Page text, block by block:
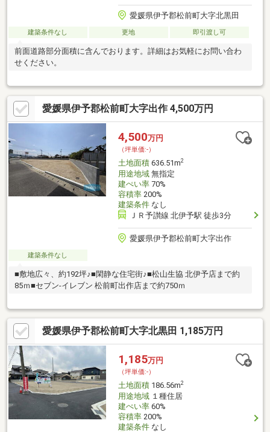
愛媛県伊予郡松前町大字北黒田
建築条件なし 更地 即引渡し可
前面道路部分面積に含んでおります。詳細はお気軽にお問い合わ
せください。
愛媛県伊予郡松前町大字出作 4,500万円
4,500万円
（坪単価:-）
土地面積636.51m2
用途地域無指定
建ぺい率70%
容積率200%
建築条件なし
ＪＲ予讃線 北伊予駅 徒歩3分
愛媛県伊予郡松前町大字出作
建築条件なし
■敷地広々、約192坪♪■閑静な住宅街♪■松山生協 北伊予店まで約
85ｍ■セブン-イレブン 松前町出作店まで約750ｍ
愛媛県伊予郡松前町大字北黒田 1,185万円
1,185万円
（坪単価:-）
土地面積186.56m2
用途地域１種住居
建ぺい率60%
容積率200%
建築条件なし